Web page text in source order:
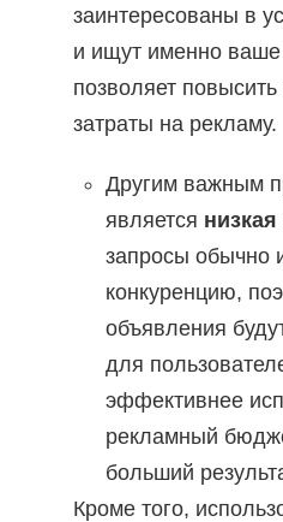
заинтересованы в
и ищут именно
позволяет
затраты на рекламу.
Другим важным
является
запросы
конкуренцию,
объявления
для
эффективнее
рекламный
больший
Кроме того,